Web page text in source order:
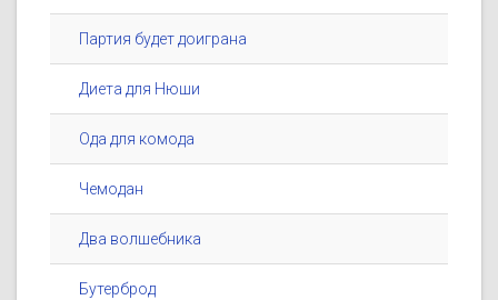
Партия будет доиграна
Диета для Нюши
Ода для комода
Чемодан
Два волшебника
Бутерброд